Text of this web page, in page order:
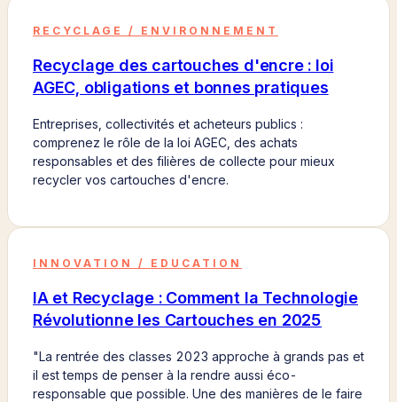
RECYCLAGE / ENVIRONNEMENT
Recyclage des cartouches d'encre : loi
AGEC, obligations et bonnes pratiques
Entreprises, collectivités et acheteurs publics :
comprenez le rôle de la loi AGEC, des achats
responsables et des filières de collecte pour mieux
recycler vos cartouches d'encre.
INNOVATION / EDUCATION
IA et Recyclage : Comment la Technologie
Révolutionne les Cartouches en 2025
"La rentrée des classes 2023 approche à grands pas et
il est temps de penser à la rendre aussi éco-
responsable que possible. Une des manières de le faire